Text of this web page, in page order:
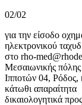
02/02
για την είσοδο
ηλεκτρονικού
στο rho-
Μεσαιωνικής
Ιπποτών 04, Ρόδος,
κάτωθι απαραίτητα
δικαιολογητικά